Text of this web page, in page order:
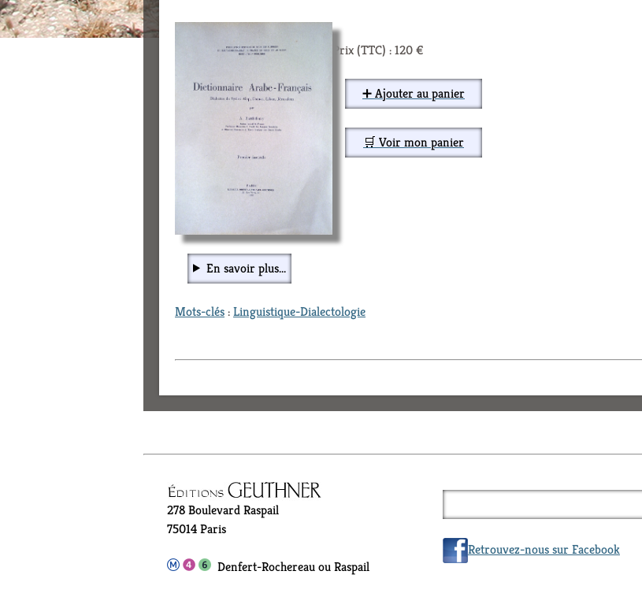
Prix (TTC) : 120 €
➕ Ajouter au panier
🛒 Voir mon panier
En savoir plus...
Mots-clés:Linguistique-Dialectologie
278 Boulevard Raspail
75014 Paris
Denfert-Rochereau ou Raspail
Retrouvez-nous sur Facebook